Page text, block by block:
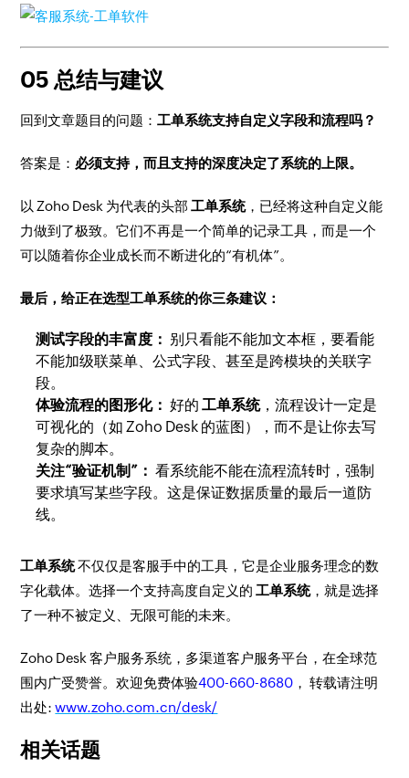
05 总结与建议
回到文章题目的问题：工单系统支持自定义字段和流程吗？
答案是： 必须支持，而且支持的深度决定了系统的上限。
以 Zoho Desk 为代表的头部工单系统，已经将这种自定义能
力做到了极致。它们不再是一个简单的记录工具，而是一个
可以随着你企业成长而不断进化的“有机体”。
最后，给正在选型工单系统的你三条建议：
测试字段的丰富度： 别只看能不能加文本框，要看能
不能加级联菜单、公式字段、甚至是跨模块的关联字
段。
体验流程的图形化： 好的工单系统，流程设计一定是
可视化的（如 Zoho Desk 的蓝图），而不是让你去写
复杂的脚本。
关注“验证机制”： 看系统能不能在流程流转时，强制
要求填写某些字段。这是保证数据质量的最后一道防
线。
工单系统不仅仅是客服手中的工具，它是企业服务理念的数
字化载体。选择一个支持高度自定义的工单系统，就是选择
了一种不被定义、无限可能的未来。
Zoho Desk 客户服务系统，多渠道客户服务平台，在全球范
围内广受赞誉。欢迎免费体验400-660-8680 ， 转载请注明
出处:www.zoho.com.cn/desk/
相关话题